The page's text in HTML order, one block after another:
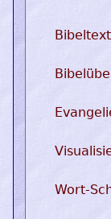
Wort-